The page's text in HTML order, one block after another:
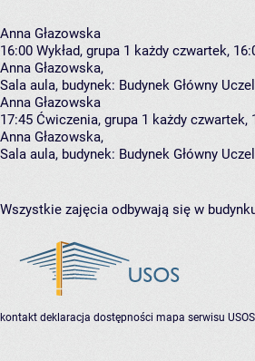
Anna Głazowska
16:00 Wykład, grupa 1 każdy czwartek,
Anna Głazowska,
Sala aula, budynek: Budynek Główny
Anna Głazowska
17:45 Ćwiczenia, grupa 1 każdy czwartek,
Anna Głazowska,
Sala aula, budynek: Budynek Główny
Wszystkie zajęcia odbywają się w
kontakt deklaracja dostępności mapa serwisu